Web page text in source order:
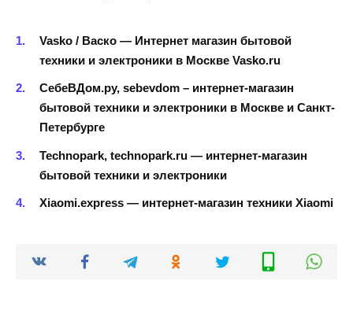
Vasko / Васко — Интернет магазин бытовой
техники и электроники в Москве Vasko.ru
СебеВДом.ру, sebevdom – интернет-магазин
бытовой техники и электроники в Москве и Санкт-
Петербурге
Technopark, technopark.ru — интернет-магазин
бытовой техники и электроники
Xiaomi.express — интернет-магазин техники Xiaomi